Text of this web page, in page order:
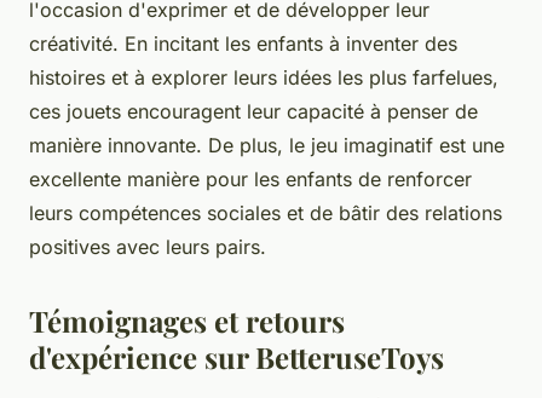
l'occasion d'exprimer et de développer leur
créativité. En incitant les enfants à inventer des
histoires et à explorer leurs idées les plus farfelues,
ces jouets encouragent leur capacité à penser de
manière innovante. De plus, le jeu imaginatif est une
excellente manière pour les enfants de renforcer
leurs compétences sociales et de bâtir des relations
positives avec leurs pairs.
Témoignages et retours
d'expérience sur BetteruseToys